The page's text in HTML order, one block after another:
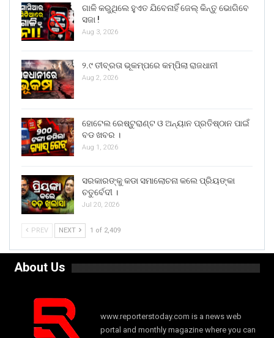
ଗାଳି କରୁଥିଲେ ହୁଏତ ଯିବେନାହିଁ ଜେଲ୍ କିନ୍ତୁ ଭୋଗିବେ
ସଜା !
Aug 3, 2026
୨.୯ ତୀବ୍ରତା ଭୂକମ୍ପରେ କମ୍ପିଲା ରାଜଧାନୀ
Aug 2, 2026
ହୋଟେଲ ରେଷ୍ଟୁରାଣ୍ଟ ଓ ଅନ୍ୟାନ ପ୍ରତିଷ୍ଠାନ ପାଇଁ
ବଡ ଖବର ।
Aug 1, 2026
ସରକାରଙ୍କୁ କଡା ସମାଲୋଚନା କଲେ ପ୍ରିୟଙ୍କା
ଚତୁର୍ବେଦୀ ।
Jul 20, 2026
PREV NEXT 1 of 2,409
About Us
www.reporterstoday.com is a news web
portal and monthly magazine where you can